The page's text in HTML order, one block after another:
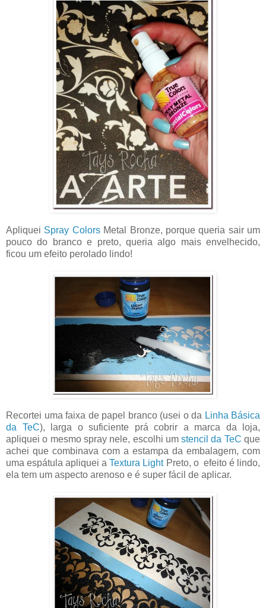
Apliquei Spray ColorsMetal Bronze, porque queria sair um
pouco do branco e preto, queria algo mais envelhecido,
ficou um efeito perolado lindo!
Recortei uma faixa de papel branco (usei o da Linha Básica
da TeC), larga o suficiente prá cobrir a marca da loja,
apliquei o mesmo spray nele, escolhi umstencil da TeC que
achei que combinava com a estampa da embalagem, com
uma espátula apliquei aTextura LightPreto, o efeito é lindo,
ela tem um aspecto arenoso e é super fácil de aplicar.